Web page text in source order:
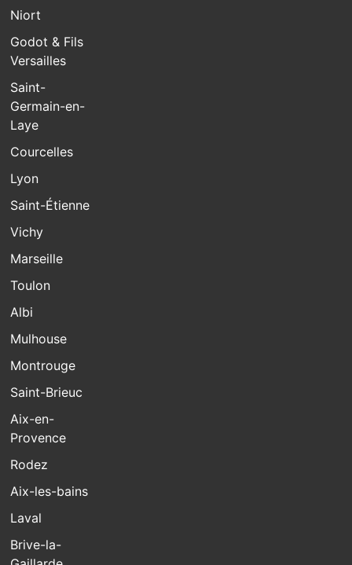
Niort
Godot & Fils
Versailles
Saint-
Germain-en-
Laye
Courcelles
Lyon
Saint-Étienne
Vichy
Marseille
Toulon
Albi
Mulhouse
Montrouge
Saint-Brieuc
Aix-en-
Provence
Rodez
Aix-les-bains
Laval
Brive-la-